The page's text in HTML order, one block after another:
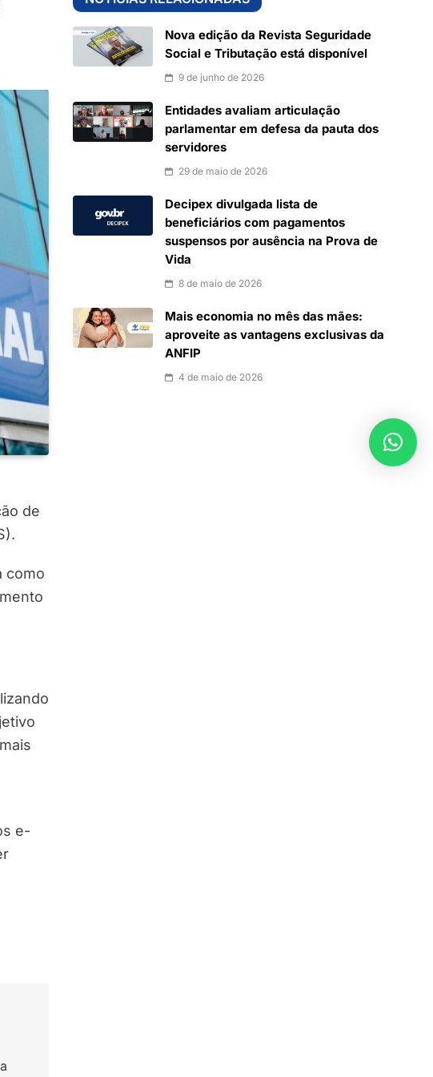
de
como
e-
Nova edição da Revista Seguridade
Social e Tributação está disponível
9 de junho de 2026
Entidades avaliam articulação
parlamentar em defesa da pauta dos
servidores
29 de maio de 2026
Decipex divulgada lista de
beneficiários com pagamentos
suspensos por ausência na Prova de
Vida
8 de maio de 2026
Mais economia no mês das mães:
aproveite as vantagens exclusivas da
ANFIP
4 de maio de 2026